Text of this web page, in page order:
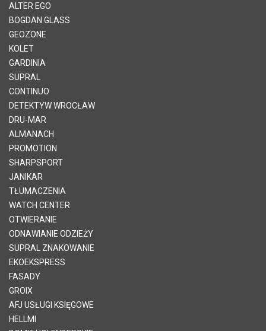
ALTER EGO
BOGDAN GLASS
GEOZONE
KOLET
GARDINIA
SUPRAL
CONTINUO
DETEKTYW WROCŁAW
DRU-MAR
ALMANACH
PROMOTION
SHARPSPORT
JANIKAR
TŁUMACZENIA
WATCH CENTER
OTWIERANIE
ODNAWIANIE ODZIEŻY
SUPRAL ZNAKOWANIE
EKOEKSPRESS
FASADY
GROIX
AFJ USŁUGI KSIĘGOWE
HELLMI